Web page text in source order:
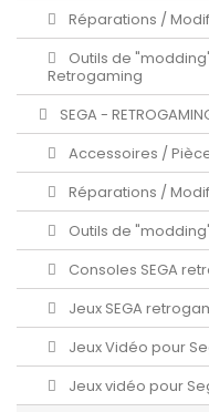
Réparations /
Outils de
Retrogaming
SEGA -
Accessoires /
Réparations /
Outils de
Consoles SEGA
Jeux SEGA
Jeux Vidéo pour
Jeux vidéo pour